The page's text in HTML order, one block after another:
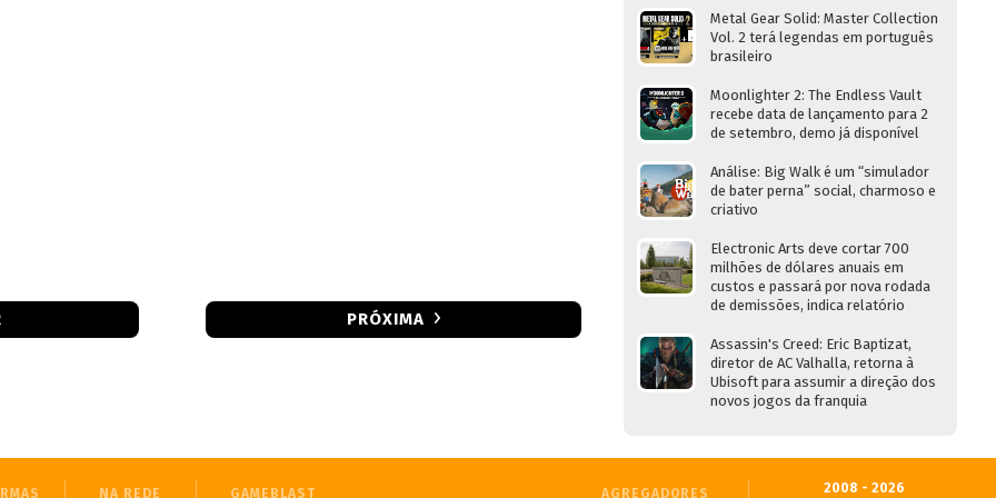
PRÓXIMA
Metal Gear Solid: Master Collection
Vol. 2 terá legendas em português
brasileiro
Moonlighter 2: The Endless Vault
recebe data de lançamento para 2
de setembro, demo já disponível
Análise: Big Walk é um “simulador
de bater perna” social, charmoso e
criativo
Electronic Arts deve cortar 700
milhões de dólares anuais em
custos e passará por nova rodada
de demissões, indica relatório
Assassin's Creed: Eric Baptizat,
diretor de AC Valhalla, retorna à
Ubisoft para assumir a direção dos
novos jogos da franquia
NA REDE GAMEBLAST 2008 - 2026
AGREGADORES